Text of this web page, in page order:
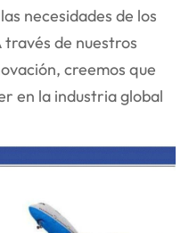
necesidades de los
través de nuestros
creemos que
en la industria global